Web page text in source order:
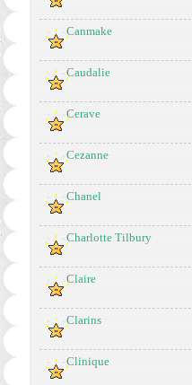
Canmake
Caudalie
Cerave
Cezanne
Chanel
Charlotte Tilbury
Claire
Clarins
Clinique